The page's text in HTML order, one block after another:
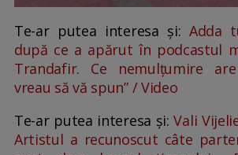
Te-ar putea interesa și: Adda
după ce a apărut în podcastul
Trandafir. Ce nemulțumire
vreau să vă spun” / Video
Te-ar putea interesa și:Vali
Artistul a recunoscut câte